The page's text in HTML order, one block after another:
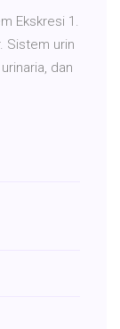
Ekskresi 1.
Sistem urin
dan